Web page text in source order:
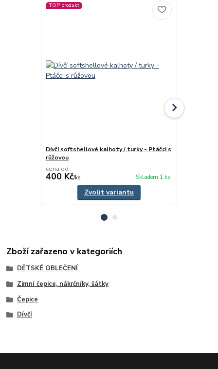
TOP produkt
Dívčí softshellové kalhoty / turky - Ptáčci s
růžovou
cena od
400 Kč/ks Skladem 1 ks
Zvolit variantu
Zboží zařazeno v kategoriích
DĚTSKÉ OBLEČENÍ
Zimní čepice, nákrčníky, šátky
Čepice
Dívčí